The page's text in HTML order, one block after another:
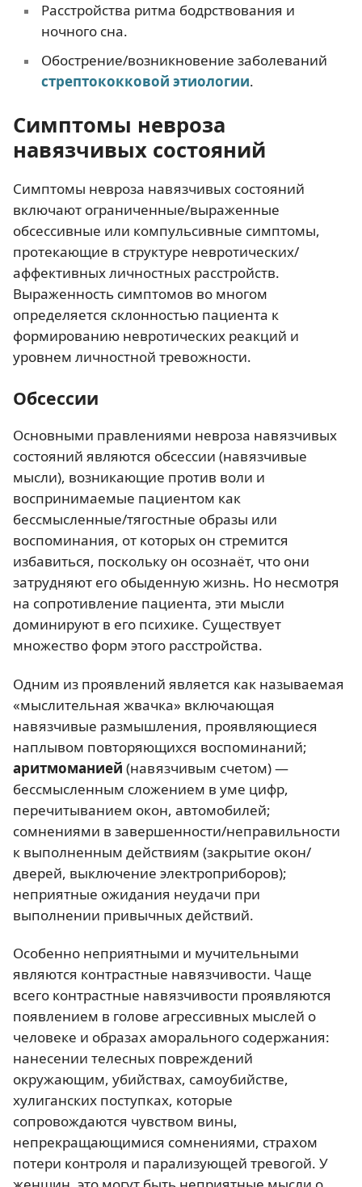
Расстройства ритма бодрствования и
ночного сна.
Обострение/возникновение заболеваний
стрептококковой этиологии.
Симптомы невроза
навязчивых состояний
Симптомы невроза навязчивых состояний
включают ограниченные/выраженные
обсессивные или компульсивные симптомы,
протекающие в структуре невротических/
аффективных личностных расстройств.
Выраженность симптомов во многом
определяется склонностью пациента к
формированию невротических реакций и
уровнем личностной тревожности.
Обсессии
Основными правлениями невроза навязчивых
состояний являются обсессии (навязчивые
мысли), возникающие против воли и
воспринимаемые пациентом как
бессмысленные/тягостные образы или
воспоминания, от которых он стремится
избавиться, поскольку он осознаёт, что они
затрудняют его обыденную жизнь. Но несмотря
на сопротивление пациента, эти мысли
доминируют в его психике. Существует
множество форм этого расстройства.
Одним из проявлений является как называемая
«мыслительная жвачка» включающая
навязчивые размышления, проявляющиеся
наплывом повторяющихся воспоминаний;
аритмоманией (навязчивым счетом) —
бессмысленным сложением в уме цифр,
перечитыванием окон, автомобилей;
сомнениями в завершенности/неправильности
к выполненным действиям (закрытие окон/
дверей, выключение электроприборов);
неприятные ожидания неудачи при
выполнении привычных действий.
Особенно неприятными и мучительными
являются контрастные навязчивости. Чаще
всего контрастные навязчивости проявляются
появлением в голове агрессивных мыслей о
человеке и образах аморального содержания:
нанесении телесных повреждений
окружающим, убийствах, самоубийстве,
хулиганских поступках, которые
сопровождаются чувством вины,
непрекращающимися сомнениями, страхом
потери контроля и парализующей тревогой. У